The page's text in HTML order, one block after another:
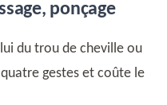
ponçage
du trou de cheville ou
gestes et coûte le